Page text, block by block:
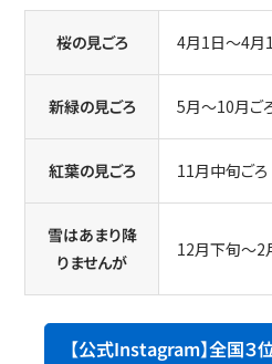
桜の見ごろ 4月1日～4月
新緑の見ごろ 5月～10月ご
紅葉の見ごろ 11月中旬ごろ
雪はあまり降
りませんが
12月下旬～2
【公式Instagram】全国３